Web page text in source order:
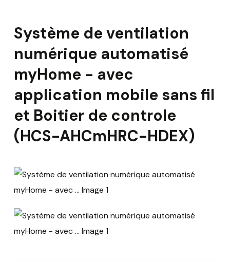
Système de ventilation
numérique automatisé
myHome - avec
application mobile sans fil
et Boitier de controle
(HCS-AHCmHRC-HDEX)